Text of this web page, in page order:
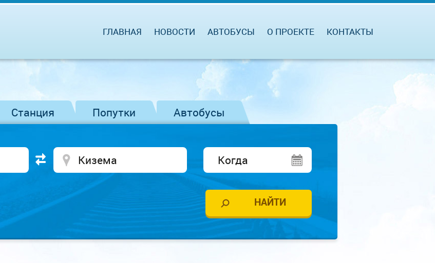
ГЛАВНАЯ НОВОСТИ АВТОБУСЫ О ПРОЕКТЕ КОНТАКТЫ
Станция Попутки Автобусы